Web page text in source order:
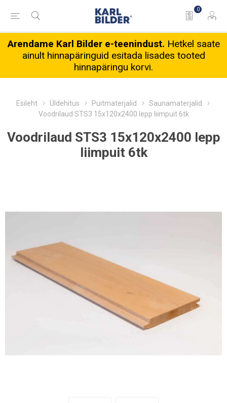
0
Arendame Karl Bilder e-teenindust. Hetkel saate
ainult hinnapäringuid esitada lisades tooted
hinnapäringu korvi.
Esileht Üldehitus Puitmaterjalid
Saunamaterjalid
Voodrilaud STS3 15x120x2400 lepp liimpuit 6tk
Voodrilaud STS3 15x120x2400 lepp
liimpuit 6tk